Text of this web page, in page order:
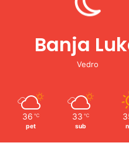
Banja
Vedro
36 ℃
pet
33 ℃
sub